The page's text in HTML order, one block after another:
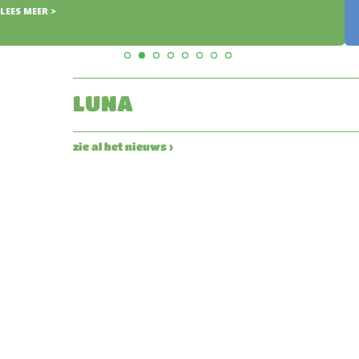
LUNA
zie al het nieuws ›